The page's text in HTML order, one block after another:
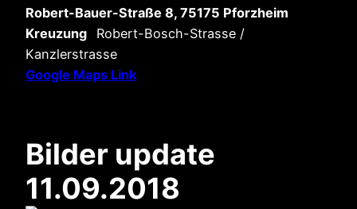
Robert-Bauer-Straße 8, 75175 Pforzheim
Kreuzung Robert-Bosch-Strasse /
Kanzlerstrasse
Google Maps Link
Bilder update
11.09.2018